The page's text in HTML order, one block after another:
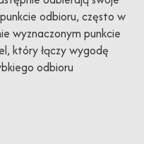
odbioru, często w
wyznaczonym punkcie
który łączy wygodę
odbioru